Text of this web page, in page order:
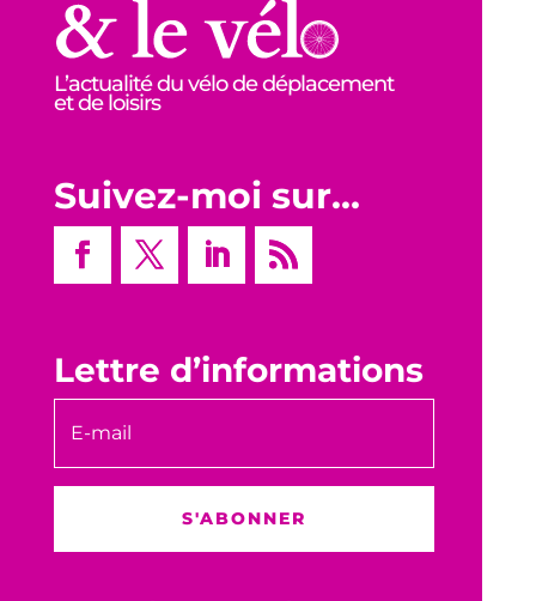
L’actualité du vélo de déplacement
et de loisirs
Suivez-moi sur…
Lettre d’informations
S'ABONNER